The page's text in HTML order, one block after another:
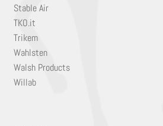
Stable Air
TKO.it
Trikem
Wahlsten
Walsh Products
Willab